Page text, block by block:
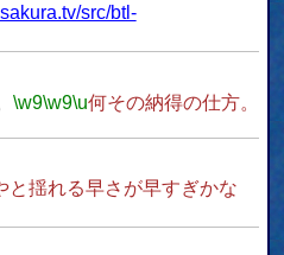
src/btl-
\w9\w9\u何その納得の仕方。
と揺れる早さが早すぎかな